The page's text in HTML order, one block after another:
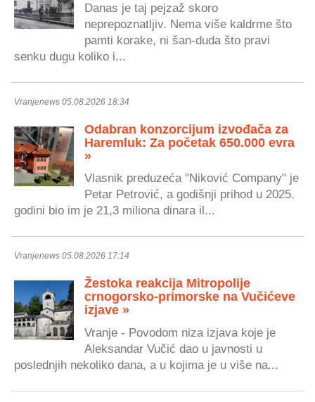
Danas je taj pejzaž skoro
neprepoznatljiv. Nema više kaldrme što
pamti korake, ni šan-duda što pravi
senku dugu koliko i...
Vranjenews 05.08.2026 18:34
Odabran konzorcijum izvođača za
Haremluk: Za početak 650.000 evra
»
Vlasnik preduzeća "Niković Company" je
Petar Petrović, a godišnji prihod u 2025.
godini bio im je 21,3 miliona dinara il...
Vranjenews 05.08.2026 17:14
Žestoka reakcija Mitropolije
crnogorsko-primorske na Vučićeve
izjave »
Vranje - Povodom niza izjava koje je
Aleksandar Vučić dao u javnosti u
poslednjih nekoliko dana, a u kojima je u više na...